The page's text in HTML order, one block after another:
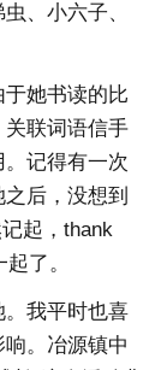
、小六子、
她书读的比
联词语信手
记得有一次
后，没想到
起，thank
了。
我平时也喜
。冶源镇中